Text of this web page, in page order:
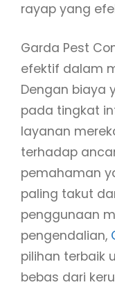
rayap yang
Garda Pest
efektif dalam
Dengan biaya
pada tingkat
layanan
terhadap
pemahaman
paling takut
penggunaan
pengendalian,
pilihan terbaik
bebas dari